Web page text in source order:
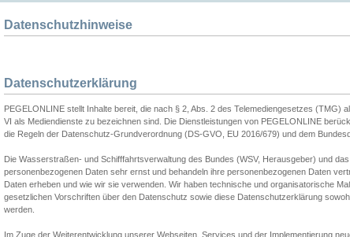
Datenschutzhinweise
Datenschutzerklärung
PEGELONLINE stellt Inhalte bereit, die nach § 2, Abs. 2 des Telemediengesetzes (TMG)
VI als Mediendienste zu bezeichnen sind. Die Dienstleistungen von PEGELONLINE
die Regeln der Datenschutz-Grundverordnung (DS-GVO, EU 2016/679) und dem
Die Wasserstraßen- und Schifffahrtsverwaltung des Bundes (WSV, Herausgeber) und
personenbezogenen Daten sehr ernst und behandeln ihre personenbezogenen Daten
Daten erheben und wie wir sie verwenden. Wir haben technische und organisatorische
gesetzlichen Vorschriften über den Datenschutz sowie diese Datenschutzerklärung
werden.
Im Zuge der Weiterentwicklung unserer Webseiten, Services und der Implementierung